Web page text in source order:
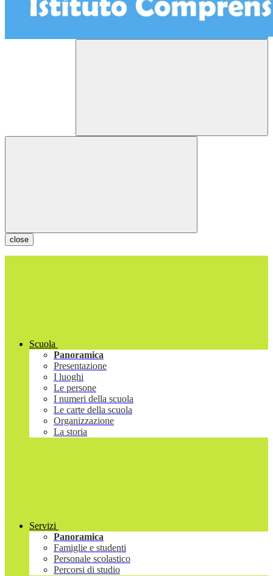
close
Scuola
Panoramica
Presentazione
I luoghi
Le persone
I numeri della scuola
Le carte della scuola
Organizzazione
La storia
Servizi
Panoramica
Famiglie e studenti
Personale scolastico
Percorsi di studio